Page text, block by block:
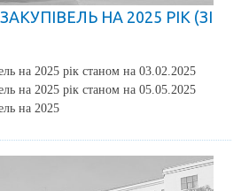
НА 2025 РІК (ЗІ
на 2025 рік станом на 03.02.2025
на 2025 рік станом на 05.05.2025
на 2025